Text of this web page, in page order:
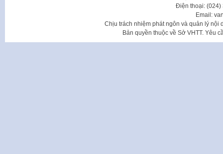
Điện thoại: (024)
Email:
Chịu trách nhiệm phát ngôn và quản lý nội
Bản quyền thuộc về Sở VHTT. Yêu